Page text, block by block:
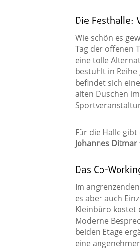
Die Festhalle:
Wie schön es
Tag der offenen
eine tolle
bestuhlt in
befindet sich
alten Duschen
Für die Halle
Johannes Ditmar
Das Co-
Im angrenzenden
es aber auch
Kleinbüro kostet
Moderne
beiden Etage
eine